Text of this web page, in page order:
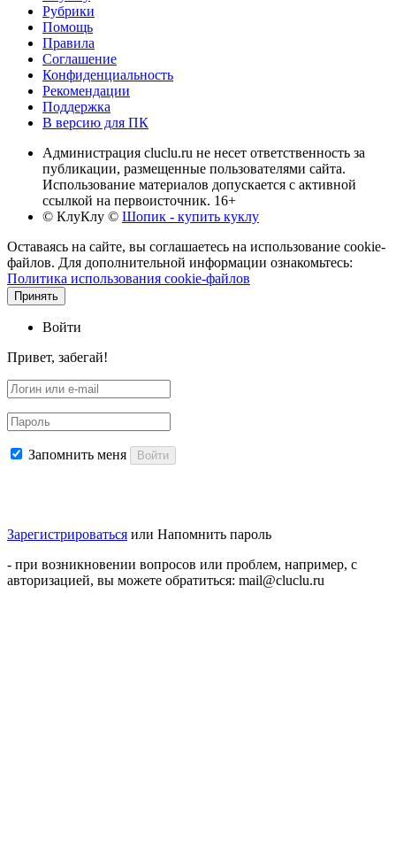
Рубрики
Помощь
Правила
Соглашение
Конфиденциальность
Рекомендации
Поддержка
В версию для ПК
Администрация cluclu.ru не несет ответственность за
публикации, размещенные пользователями сайта.
Использование материалов допускается с активной
ссылкой на первоисточник. 16+
© КлуКлу © Шопик - купить куклу
Оставаясь на сайте, вы соглашаетесь на использование cookie-
файлов. Для дополнительной информации ознакомьтесь:
Политика использования cookie-файлов
Принять
Войти
Привет, забегай!
Запомнить меня Войти
Зарегистрироваться или Напомнить пароль
- при возникновении вопросов или проблем, например, с
авторизацией, вы можете обратиться: mail@cluclu.ru